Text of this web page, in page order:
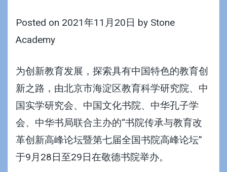
Posted on 2021年11月20日 by Stone
Academy
为创新教育发展，探索具有中国特色的教育创
新之路，由北京市海淀区教育科学研究院、中
国实学研究会、中国文化书院、中华孔子学
会、中华书局联合主办的“书院传承与教育改
革创新高峰论坛暨第七届全国书院高峰论坛”
于9月28日至29日在敬德书院举办。